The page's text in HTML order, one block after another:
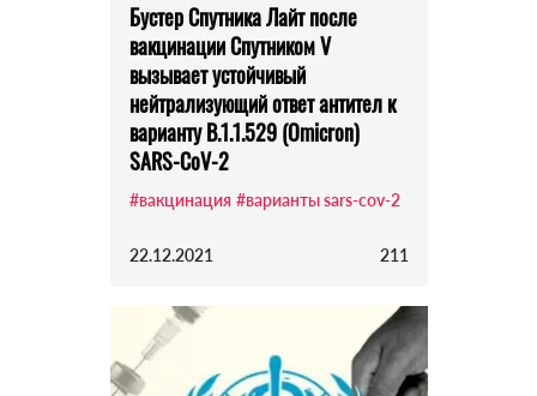
Бустер Спутника Лайт после
вакцинации Спутником V
вызывает устойчивый
нейтрализующий ответ антител к
варианту B.1.1.529 (Omicron)
SARS-CoV-2
#вакцинация #варианты sars-cov-2
22.12.2021 211